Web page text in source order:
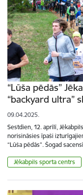
“Lūša pēdās”
“backyard ultra”
09.04.2025.
Sestdien, 12. aprīlī,
norisināsies īpaši
“Lūša pēdās”. Šogad
Jēkabpils sporta centrs